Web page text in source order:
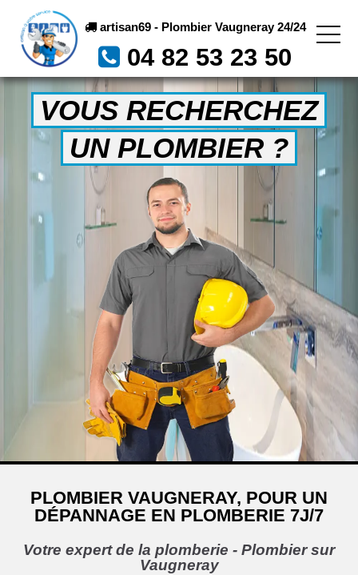
artisan69 - Plombier Vaugneray 24/24
04 82 53 23 50
VOUS RECHERCHEZ
UN PLOMBIER ?
PLOMBIER VAUGNERAY, POUR UN
DÉPANNAGE EN PLOMBERIE 7J/7
Votre expert de la plomberie - Plombier sur
Vaugneray